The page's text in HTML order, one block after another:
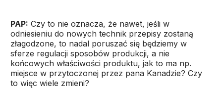
PAP: Czy to nie oznacza, że nawet, jeśli w
odniesieniu do nowych technik przepisy zostaną
złagodzone, to nadal poruszać się będziemy w
sferze regulacji sposobów produkcji, a nie
końcowych właściwości produktu, jak to ma np.
miejsce w przytoczonej przez pana Kanadzie? Czy
to więc wiele zmieni?